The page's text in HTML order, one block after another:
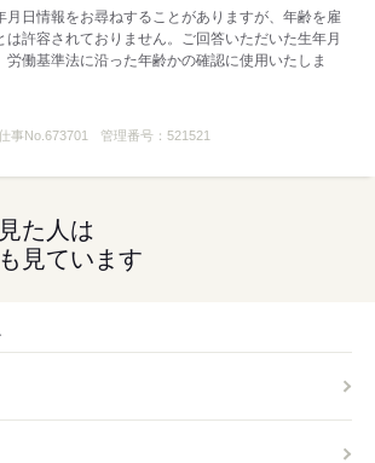
月日情報をお尋ねすることがありますが、年齢を雇
は許容されておりません。ご回答いただいた生年月
労働基準法に沿った年齢かの確認に使用いたしま
事No.673701 管理番号： 521521
た人は
見ています